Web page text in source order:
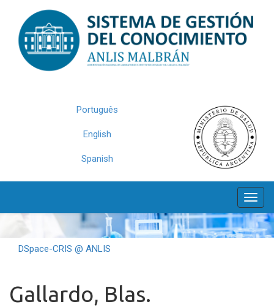
navigation
Português
English
Spanish
DSpace-CRIS @ ANLIS
Gallardo, Blas.